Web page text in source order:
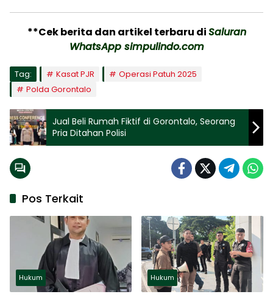
**Cek berita dan artikel terbaru diSaluran
WhatsApp simpulindo.com
Tag: Kasat PJR
Operasi Patuh 2025
Polda Gorontalo
Jual Beli Rumah Fiktif di Gorontalo, Seorang
Pria Ditahan Polisi
Pos Terkait
Hukum Hukum